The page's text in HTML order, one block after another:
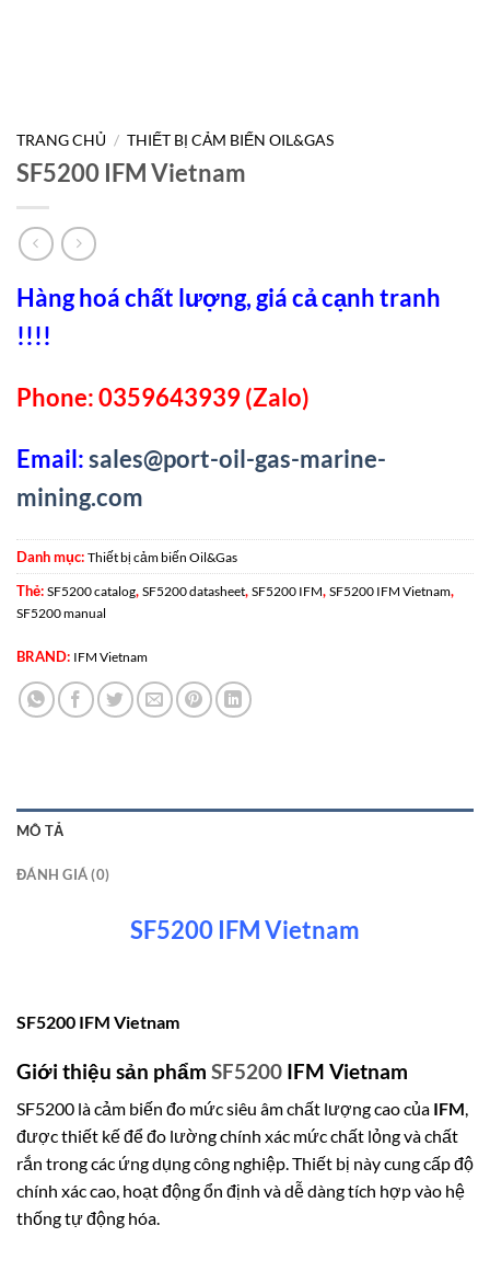
TRANG CHỦ / THIẾT BỊ CẢM BIẾN OIL&GAS
SF5200 IFM Vietnam
Hàng hoá chất lượng, giá cả cạnh tranh
!!!!
Phone: 0359643939 (Zalo)
Email:sales@port-oil-gas-marine-
mining.com
Danh mục: Thiết bị cảm biến Oil&Gas
Thẻ: SF5200 catalog, SF5200 datasheet, SF5200 IFM, SF5200 IFM Vietnam,
SF5200 manual
BRAND: IFM Vietnam
MÔ TẢ
ĐÁNH GIÁ (0)
SF5200 IFM Vietnam
SF5200 IFM Vietnam
Giới thiệu sản phẩm SF5200 IFM Vietnam
SF5200 là cảm biến đo mức siêu âm chất lượng cao của IFM,
được thiết kế để đo lường chính xác mức chất lỏng và chất
rắn trong các ứng dụng công nghiệp. Thiết bị này cung cấp độ
chính xác cao, hoạt động ổn định và dễ dàng tích hợp vào hệ
thống tự động hóa.